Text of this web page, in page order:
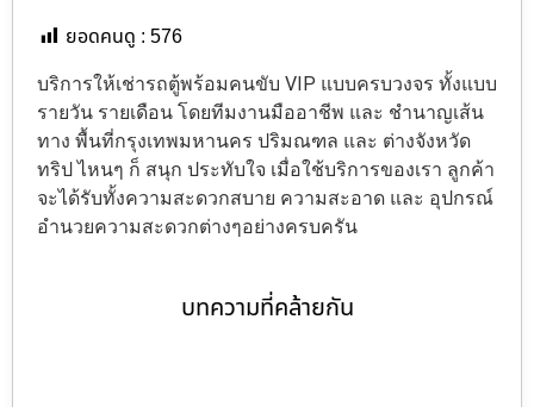
ยอดคนดู : 576
บริการให้เช่ารถตู้พร้อมคนขับ VIP แบบครบวงจร ทั้งแบบ
รายวัน รายเดือน โดยทีมงานมืออาชีพ และ ชำนาญเส้น
ทาง พื้นที่กรุงเทพมหานคร ปริมณฑล และ ต่างจังหวัด
ทริป ไหนๆ ก็ สนุก ประทับใจ เมื่อใช้บริการของเรา ลูกค้า
จะได้รับทั้งความสะดวกสบาย ความสะอาด และ อุปกรณ์
อำนวยความสะดวกต่างๆอย่างครบครัน
บทความที่คล้ายกัน